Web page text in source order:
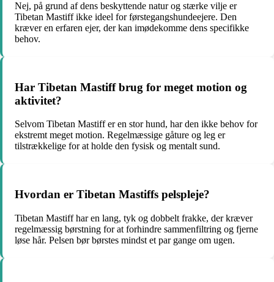
Nej, på grund af dens beskyttende natur og stærke vilje er
Tibetan Mastiff ikke ideel for førstegangshundeejere. Den
kræver en erfaren ejer, der kan imødekomme dens specifikke
behov.
Har Tibetan Mastiff brug for meget motion og
aktivitet?
Selvom Tibetan Mastiff er en stor hund, har den ikke behov for
ekstremt meget motion. Regelmæssige gåture og leg er
tilstrækkelige for at holde den fysisk og mentalt sund.
Hvordan er Tibetan Mastiffs pelspleje?
Tibetan Mastiff har en lang, tyk og dobbelt frakke, der kræver
regelmæssig børstning for at forhindre sammenfiltring og fjerne
løse hår. Pelsen bør børstes mindst et par gange om ugen.